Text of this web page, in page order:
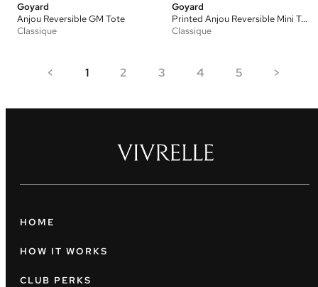
Goyard
Anjou Reversible GM Tote
Classique
Goyard
Printed Anjou Reversible Mini Tote Bag
Classique
< 1 2 3 4 5 >
HOME
HOW IT WORKS
CLUB PERKS